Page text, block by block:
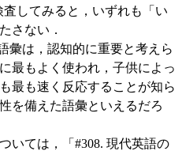
してみると，いずれも「い
さない．
彙は，認知的に重要と考えら
最もよく使われ，子供によっ
最も速く反応することが知ら
を備えた語彙といえるだろ
いては，「#308. 現代英語の